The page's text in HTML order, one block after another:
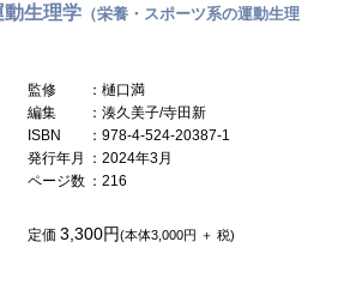
動生理学 （栄養・スポーツ系の運動生理
監修
：樋口満
編集
：湊久美子/寺田新
ISBN
：978-4-524-20387-1
発行年月
：2024年3月
ページ数 ：216
定価3,300円(本体3,000円 ＋ 税)